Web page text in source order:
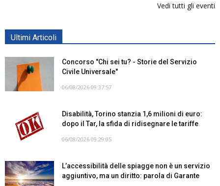
Vedi tutti gli eventi
Ultimi Articoli
Concorso "Chi sei tu? - Storie del Servizio
Civile Universale"
06/08/2026 09:37:57
Disabilità, Torino stanzia 1,6 milioni di euro:
dopo il Tar, la sfida di ridisegnare le tariffe
06/08/2026 09:29:05
L’accessibilità delle spiagge non è un servizio
aggiuntivo, ma un diritto: parola di Garante